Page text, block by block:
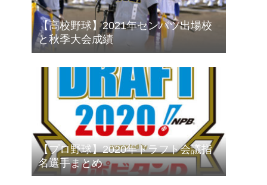
【高校野球】2021年センバツ出場校
と秋季大会成績
【プロ野球】2020年ドラフト会議指
名選手まとめ